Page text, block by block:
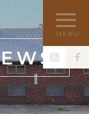
MENU